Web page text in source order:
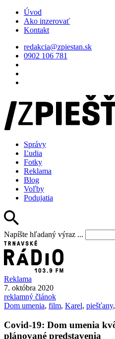
Úvod
Ako inzerovať
Kontakt
redakcia@zpiestan.sk
0902 106 781
Správy
Ľudia
Fotky
Reklama
Blog
Voľby
Podujatia
Napíšte hľadaný výraz ...
Reklama
7. októbra 2020
reklamný článok
Dom umenia, film, Karel, piešťany,
Covid-19: Dom umenia
plánované predstavenia